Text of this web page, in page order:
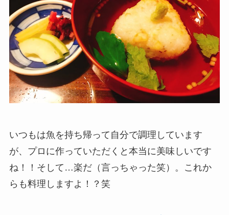
いつもは魚を持ち帰って自分で調理しています
が、プロに作っていただくと本当に美味しいです
ね！！そして…楽だ（言っちゃった笑）。これか
らも料理しますよ！？笑